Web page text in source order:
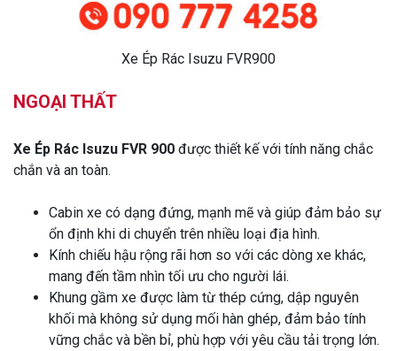
Xe Ép Rác Isuzu FVR900
NGOẠI THẤT
Xe Ép Rác Isuzu FVR 900 được thiết kế với tính năng chắc
chắn và an toàn.
Cabin xe có dạng đứng, mạnh mẽ và giúp đảm bảo sự
ổn định khi di chuyển trên nhiều loại địa hình.
Kính chiếu hậu rộng rãi hơn so với các dòng xe khác,
mang đến tầm nhìn tối ưu cho người lái.
Khung gầm xe được làm từ thép cứng, dập nguyên
khối mà không sử dụng mối hàn ghép, đảm bảo tính
vững chắc và bền bỉ, phù hợp với yêu cầu tải trọng lớn.